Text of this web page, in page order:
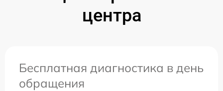
центра
Бесплатная диагностика в день
обращения